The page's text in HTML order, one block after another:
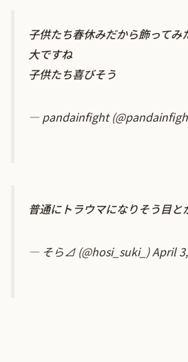
子供たち春休みだから飾ってみ
大ですね
子供たち喜びそう
— pandainfight
普通にトラウマになりそう目と
— そら⊿ (@hosi_suki_)April